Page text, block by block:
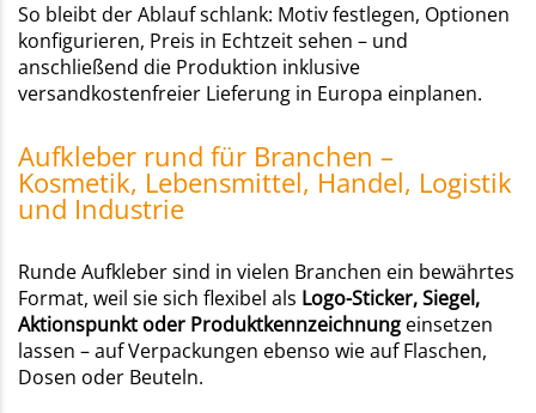
So bleibt der Ablauf schlank: Motiv festlegen, Optionen
konfigurieren, Preis in Echtzeit sehen – und
anschließend die Produktion inklusive
versandkostenfreier Lieferung in Europa einplanen.
Aufkleber rund für Branchen –
Kosmetik, Lebensmittel, Handel, Logistik
und Industrie
Runde Aufkleber sind in vielen Branchen ein bewährtes
Format, weil sie sich flexibel als Logo-Sticker, Siegel,
Aktionspunkt oder Produktkennzeichnung einsetzen
lassen – auf Verpackungen ebenso wie auf Flaschen,
Dosen oder Beuteln.